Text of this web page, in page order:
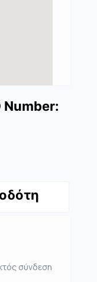
Number:
σύνδεση